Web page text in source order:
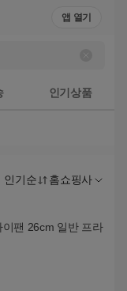
앱 열기
인기상품
인기순 홈쇼핑사
팬 26cm 일반 프라